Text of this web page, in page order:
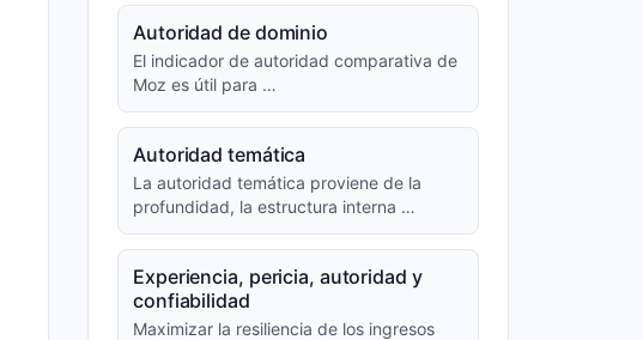
Autoridad de dominio
El indicador de autoridad comparativa de
Moz es útil para …
Autoridad temática
La autoridad temática proviene de la
profundidad, la estructura interna …
Experiencia, pericia, autoridad y
confiabilidad
Maximizar la resiliencia de los ingresos